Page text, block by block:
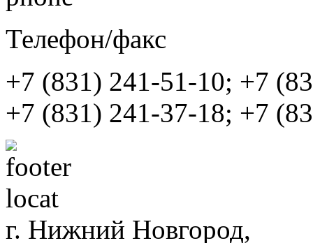
Телефон/факс
+7 (831) 241-51-10; +7
+7 (831) 241-37-18; +7
г. Нижний Новгород,